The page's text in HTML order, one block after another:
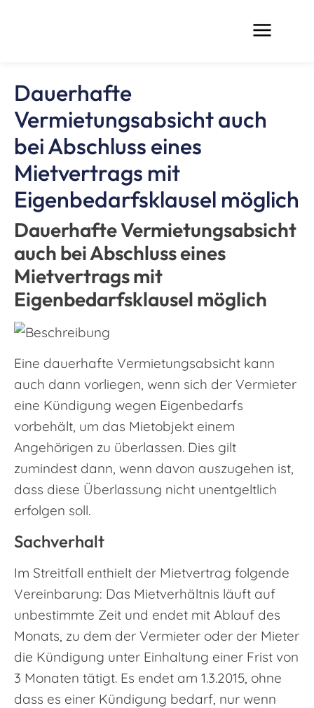
Dauerhafte
Vermietungsabsicht auch
bei Abschluss eines
Mietvertrags mit
Eigenbedarfsklausel möglich
Dauerhafte Vermietungsabsicht
auch bei Abschluss eines
Mietvertrags mit
Eigenbedarfsklausel möglich
Eine dauerhafte Vermietungsabsicht kann
auch dann vorliegen, wenn sich der Vermieter
eine Kündigung wegen Eigenbedarfs
vorbehält, um das Mietobjekt einem
Angehörigen zu überlassen. Dies gilt
zumindest dann, wenn davon auszugehen ist,
dass diese Überlassung nicht unentgeltlich
erfolgen soll.
Sachverhalt
Im Streitfall enthielt der Mietvertrag folgende
Vereinbarung: Das Mietverhältnis läuft auf
unbestimmte Zeit und endet mit Ablauf des
Monats, zu dem der Vermieter oder der Mieter
die Kündigung unter Einhaltung einer Frist von
3 Monaten tätigt. Es endet am 1.3.2015, ohne
dass es einer Kündigung bedarf, nur wenn